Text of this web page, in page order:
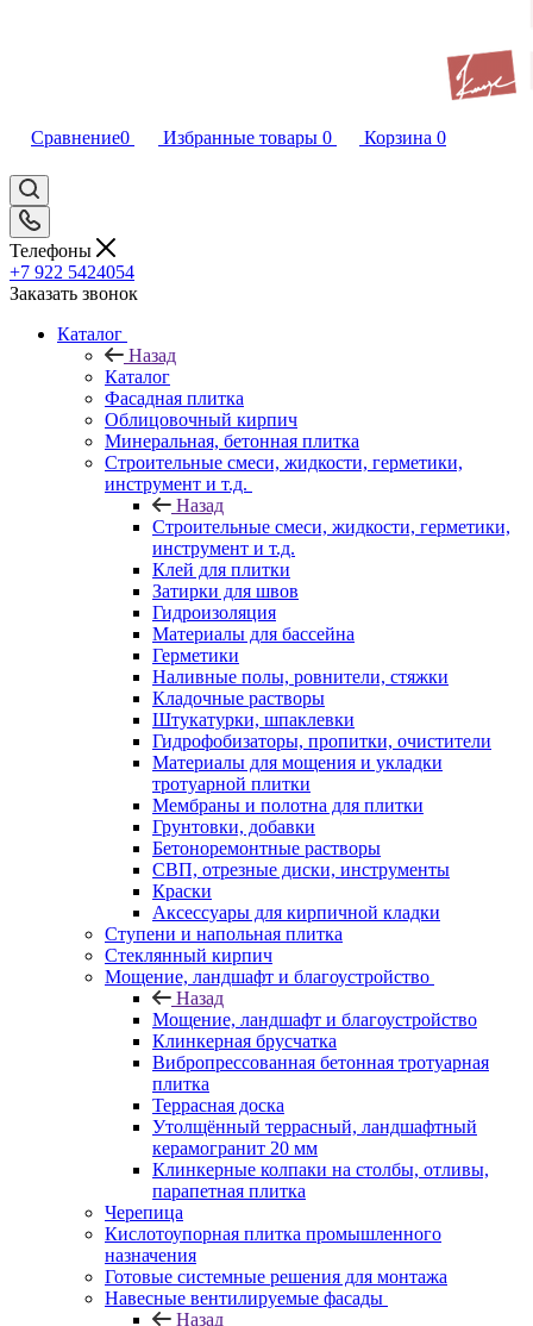
Сравнение0 Избранные товары 0 Корзина 0
Телефоны
+7 922 5424054
Заказать звонок
Каталог
Назад
Каталог
Фасадная плитка
Облицовочный кирпич
Минеральная, бетонная плитка
Строительные смеси, жидкости, герметики,
инструмент и т.д.
Назад
Строительные смеси, жидкости, герметики,
инструмент и т.д.
Клей для плитки
Затирки для швов
Гидроизоляция
Материалы для бассейна
Герметики
Наливные полы, ровнители, стяжки
Кладочные растворы
Штукатурки, шпаклевки
Гидрофобизаторы, пропитки, очистители
Материалы для мощения и укладки
тротуарной плитки
Мембраны и полотна для плитки
Грунтовки, добавки
Бетоноремонтные растворы
СВП, отрезные диски, инструменты
Краски
Аксессуары для кирпичной кладки
Ступени и напольная плитка
Cтеклянный кирпич
Мощение, ландшафт и благоустройство
Назад
Мощение, ландшафт и благоустройство
Клинкерная брусчатка
Вибропрессованная бетонная тротуарная
плитка
Террасная доска
Утолщённый террасный, ландшафтный
керамогранит 20 мм
Клинкерные колпаки на столбы, отливы,
парапетная плитка
Черепица
Кислотоупорная плитка промышленного
назначения
Готовые системные решения для монтажа
Навесные вентилируемые фасады
Назад